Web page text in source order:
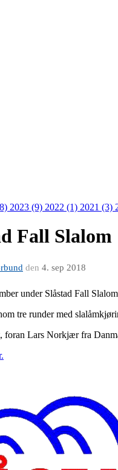
2023 (9) 2022 (1) 2021 (3)
Fall Slalom
den 4. sep 2018
under Slåstad Fall
tre runder med
foran Lars Norkjær fra